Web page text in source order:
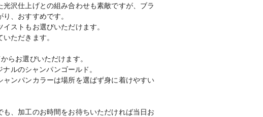
沢仕上げとの組み合わせも素敵ですが、ブラ
、おすすめです。
ストもお選びいただけます。
ただきます。
らお選びいただけます。
ルのシャンパンゴールド。
ンパンカラーは場所を選ばず身に着けやすい
、加工のお時間をお待ちいただければ当日お